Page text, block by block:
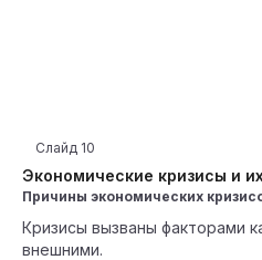
Экономические кризисы и
Слайд 10
Причины экономических
Кризисы вызваны факторами
внешними.